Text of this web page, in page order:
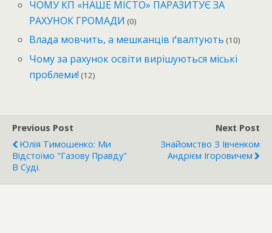
ЧОМУ КП «НАШЕ МІСТО» ПАРАЗИТУЄ ЗА
РАХУНОК ГРОМАДИ (0)
Влада мовчить, а мешканців ґвалтують (10)
Чому за рахунок освіти вирішуються міські
проблеми! (12)
Previous Post
Юлія Тимошенко: Ми
Відстоїмо "газову Правду"
В Суді.
Next Post
Знайомство З Івченком
Андрієм Ігоровичем